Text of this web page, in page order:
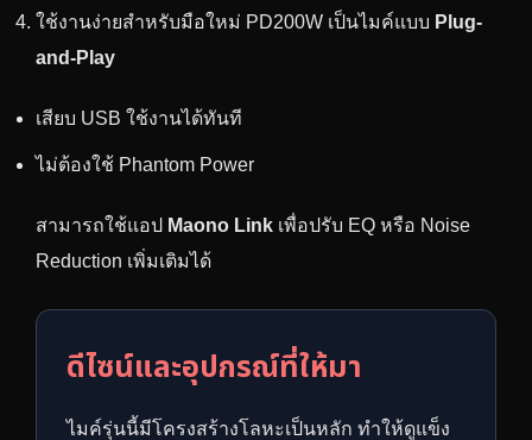
ใช้งานง่ายสำหรับมือใหม่ PD200W เป็นไมค์แบบ Plug-
and-Play
เสียบ USB ใช้งานได้ทันที
ไม่ต้องใช้ Phantom Power
สามารถใช้แอป Maono Link เพื่อปรับ EQ หรือ Noise
Reduction เพิ่มเติมได้
ดีไซน์และอุปกรณ์ที่ให้มา
ไมค์รุ่นนี้มีโครงสร้างโลหะเป็นหลัก ทำให้ดูแข็ง